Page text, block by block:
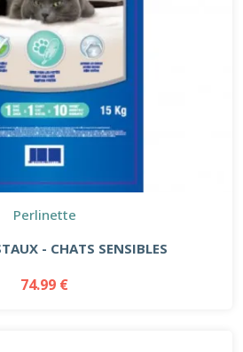
Perlinette
- CHATS SENSIBLES
74.99 €